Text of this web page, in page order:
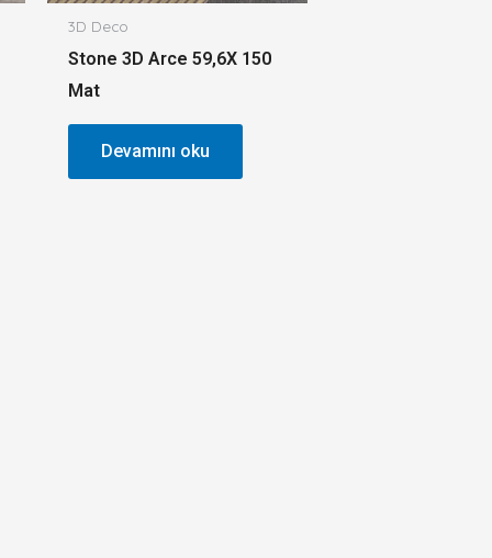
3D Deco
Stone 3D Arce 59,6X 150
Mat
Devamını oku